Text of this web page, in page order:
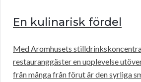
En kulinarisk fördel
Med Aromhusets
restauranggäster en upplevelse
från många från förut är den syrliga